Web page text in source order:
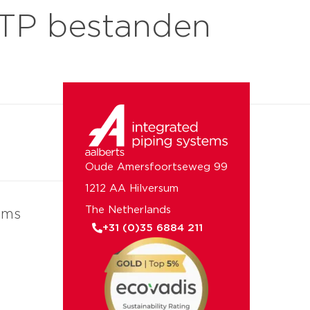
bestanden
Oude Amersfoortseweg 99
1212 AA Hilversum
The Netherlands
+31 (0)35 6884 211